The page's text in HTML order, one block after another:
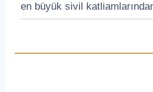
en büyük sivil